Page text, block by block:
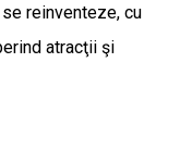
reinventeze, cu
atracţii şi